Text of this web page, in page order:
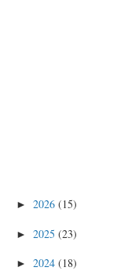
► 2026 (15)
► 2025 (23)
► 2024 (18)